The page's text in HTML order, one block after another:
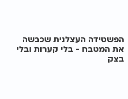
הפשטידה העצלנית שכבשה
את המטבח - בלי קערות ובלי
בצק